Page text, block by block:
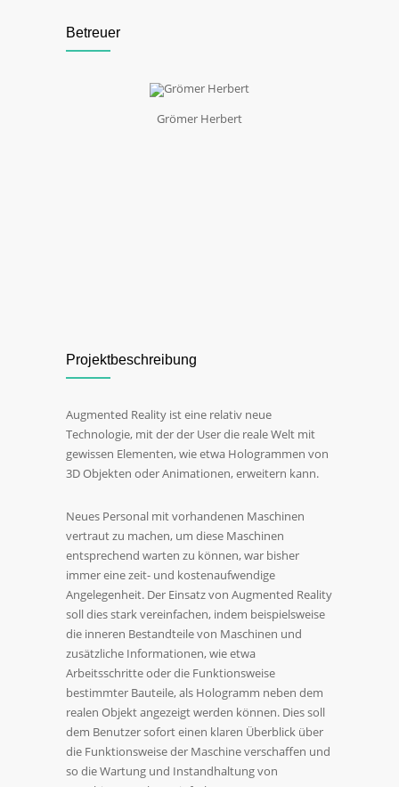
Betreuer
Grömer Herbert
Projektbeschreibung
Augmented Reality ist eine relativ neue
Technologie, mit der der User die reale Welt mit
gewissen Elementen, wie etwa Hologrammen von
3D Objekten oder Animationen, erweitern kann.
Neues Personal mit vorhandenen Maschinen
vertraut zu machen, um diese Maschinen
entsprechend warten zu können, war bisher
immer eine zeit- und kostenaufwendige
Angelegenheit. Der Einsatz von Augmented Reality
soll dies stark vereinfachen, indem beispielsweise
die inneren Bestandteile von Maschinen und
zusätzliche Informationen, wie etwa
Arbeitsschritte oder die Funktionsweise
bestimmter Bauteile, als Hologramm neben dem
realen Objekt angezeigt werden können. Dies soll
dem Benutzer sofort einen klaren Überblick über
die Funktionsweise der Maschine verschaffen und
so die Wartung und Instandhaltung von